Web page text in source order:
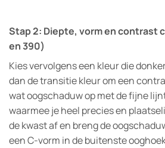
Stap 2: Diepte, vorm en contrast
en 390)
Kies vervolgens een kleur die
dan de transitie kleur om een
wat oogschaduw op met de fijne
waarmee je heel precies en
de kwast af en breng de
een C-vorm in de buitenste